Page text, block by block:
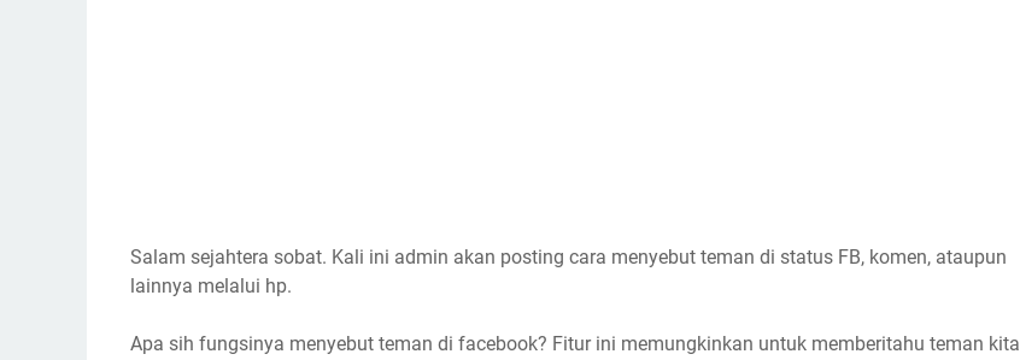
Salam sejahtera sobat. Kali ini admin akan posting cara menyebut teman di status FB, komen, ataupun
lainnya melalui hp.
Apa sih fungsinya menyebut teman di facebook? Fitur ini memungkinkan untuk memberitahu teman kita